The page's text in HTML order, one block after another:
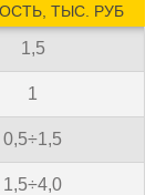
ТЫС. РУБ
1,5
1
0,5÷1,5
1,5÷4,0